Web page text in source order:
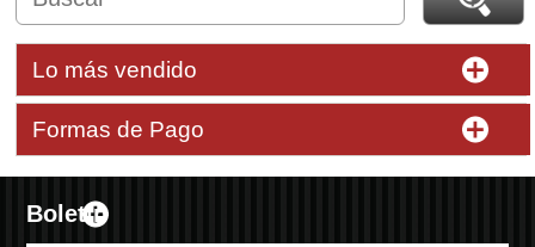
Lo más vendido
Formas de Pago
Boletín